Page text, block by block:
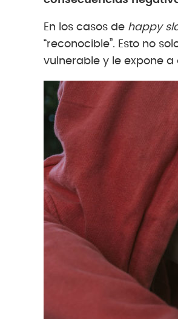
En los casos de happy
“reconocible”. Esto no
vulnerable y le expone